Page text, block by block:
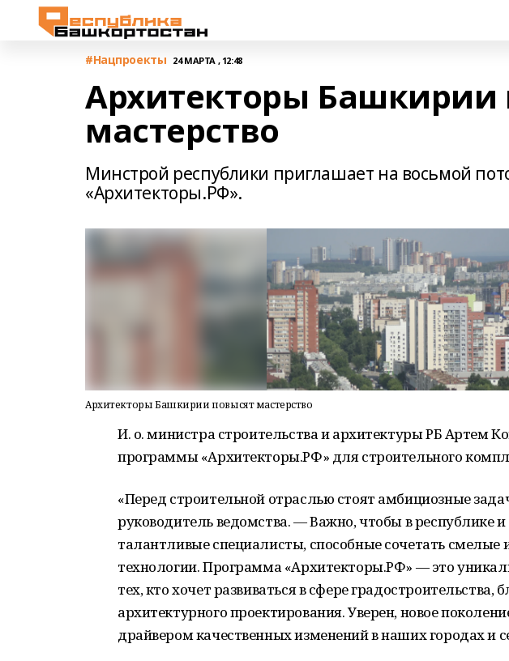
#Нацпроекты 24 МАРТА , 12:48
Архитекторы Башкирии
мастерство
Минстрой республики приглашает на восьмой
«Архитекторы.РФ».
Архитекторы Башкирии повысят мастерство
И. о. министра строительства и архитектуры РБ Артем
программы «Архитекторы.РФ» для строительного
«Перед строительной отраслью стоят амбициозные
руководитель ведомства. — Важно, чтобы в республике
талантливые специалисты, способные сочетать смелые
технологии. Программа «Архитекторы.РФ» — это
тех, кто хочет развиваться в сфере градостроительства,
архитектурного проектирования. Уверен, новое
драйвером качественных изменений в наших городах и